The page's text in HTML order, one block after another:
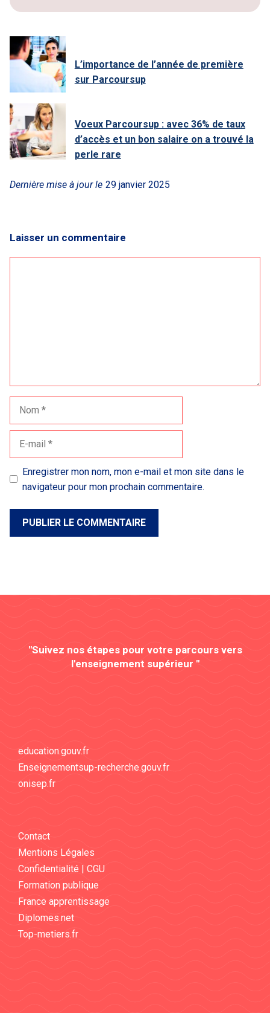
L’importance de l’année de première
sur Parcoursup
Voeux Parcoursup : avec 36% de taux
d’accès et un bon salaire on a trouvé la
perle rare
Dernière mise à jour le 29 janvier 2025
Laisser un commentaire
Nom
Enregistrer mon nom, mon e-mail et mon site dans le
navigateur pour mon prochain commentaire.
"Suivez nos étapes pour votre parcours vers
l'enseignement supérieur "
education.gouv.fr
Enseignementsup-recherche.gouv.fr
onisep.fr
Contact
Mentions Légales
Confidentialité | CGU
Formation publique
France apprentissage
Diplomes.net
Top-metiers.fr